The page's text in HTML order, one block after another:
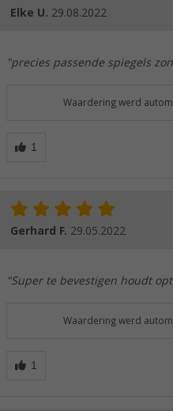
Elke U. 29.08.2022
"precies passende spiegels
Waardering werd
Gerhard F. 29.05.2022
"Super te bevestigen houdt
Waardering werd